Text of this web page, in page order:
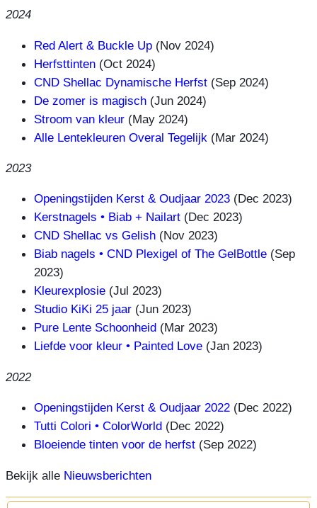
2024
Red Alert & Buckle Up (Nov 2024)
Herfsttinten (Oct 2024)
CND Shellac Dynamische Herfst (Sep 2024)
De zomer is magisch (Jun 2024)
Stroom van kleur (May 2024)
Alle Lentekleuren Overal Tegelijk (Mar 2024)
2023
Openingstijden Kerst & Oudjaar 2023 (Dec 2023)
Kerstnagels • Biab + Nailart (Dec 2023)
CND Shellac vs Gelish (Nov 2023)
Biab nagels • CND Plexigel of The GelBottle (Sep
2023)
Kleurexplosie (Jul 2023)
Studio KiKi 25 jaar (Jun 2023)
Pure Lente Schoonheid (Mar 2023)
Liefde voor kleur • Painted Love (Jan 2023)
2022
Openingstijden Kerst & Oudjaar 2022 (Dec 2022)
Tutti Colori • ColorWorld (Dec 2022)
Bloeiende tinten voor de herfst (Sep 2022)
Bekijk alle Nieuwsberichten